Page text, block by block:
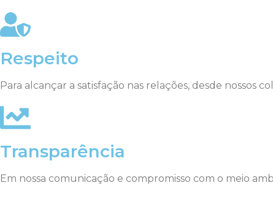
Respeito
Para alcançar a satisfação nas relações, desde nossos
Transparência
Em nossa comunicação e compromisso com o meio